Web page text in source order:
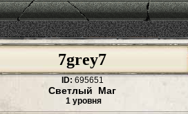
7grey7
ID: 695651
Светлый Маг
1 уровня